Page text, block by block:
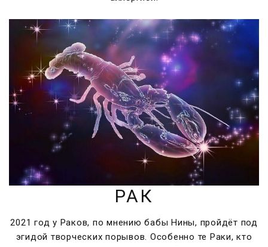
РАК
2021 год у Раков, по мнению бабы Нины, пройдёт под
эгидой творческих порывов. Особенно те Раки, кто